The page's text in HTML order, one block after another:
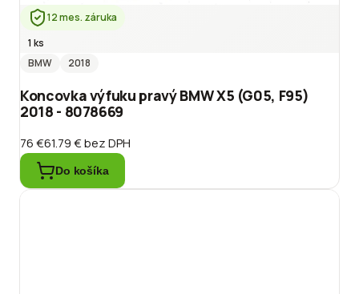
12 mes. záruka
1 ks
BMW
2018
Koncovka výfuku pravý BMW X5 (G05, F95)
2018 - 8078669
76 €61.79 €bez DPH
Do košíka